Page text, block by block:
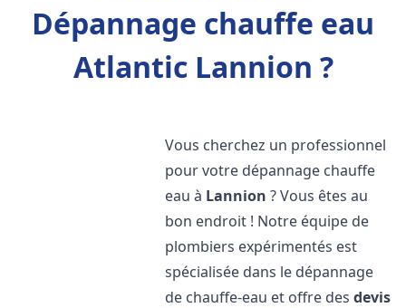
Dépannage chauffe eau
Atlantic Lannion ?
Vous cherchez un professionnel
pour votre dépannage chauffe
eau à Lannion ? Vous êtes au
bon endroit ! Notre équipe de
plombiers expérimentés est
spécialisée dans le dépannage
de chauffe-eau et offre desdevis